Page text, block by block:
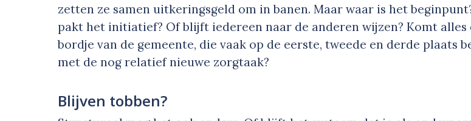
zetten ze samen uitkeringsgeld om in banen. Maar waar is het
pakt het initiatief? Of blijft iedereen naar de anderen wijzen? Komt alles
bordje van de gemeente, die vaak op de eerste, tweede en derde plaats
met de nog relatief nieuwe zorgtaak?
Blijven tobben?